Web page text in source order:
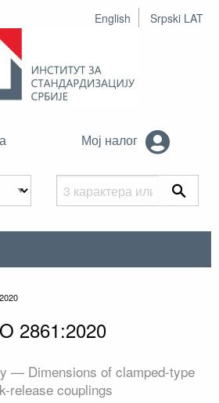
English Srpski LAT
Мој налог
2861:2020
— Dimensions of clamped-type
release couplings